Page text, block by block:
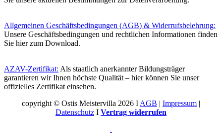
Allgemeinen Geschäftsbedingungen (AGB) & Widerrufsbelehrung:
Unsere Geschäftsbedingungen und rechtlichen Informationen finden
Sie hier zum Download.
AZAV-Zertifikat: Als staatlich anerkannter Bildungsträger
garantieren wir Ihnen höchste Qualität – hier können Sie unser
offizielles Zertifikat einsehen.
copyright © Ostis Meistervilla 2026 I AGB | Impressum |
Datenschutz I Vertrag widerrufen